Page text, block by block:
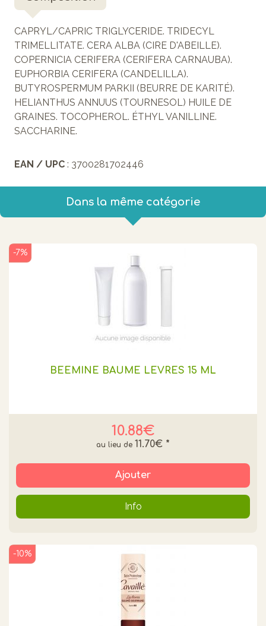
CAPRYL/CAPRIC TRIGLYCERIDE. TRIDECYL
TRIMELLITATE. CERA ALBA (CIRE D'ABEILLE).
COPERNICIA CERIFERA (CERIFERA CARNAUBA).
EUPHORBIA CERIFERA (CANDELILLA).
BUTYROSPERMUM PARKII (BEURRE DE KARITÉ).
HELIANTHUS ANNUUS (TOURNESOL) HUILE DE
GRAINES. TOCOPHEROL. ÉTHYL VANILLINE.
SACCHARINE.
EAN / UPC : 3700281702446
Dans la même catégorie
BEEMINE BAUME LEVRES 15 ML
10.88€
-7%
11.70€ *
Ajouter
Info
-10%